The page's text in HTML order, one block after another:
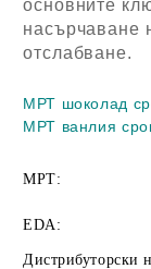
основните
насърчаване
отслабване.
МРТ шоколад
МРТ ванлия
МРТ:
EDA:
Дистрибуторски